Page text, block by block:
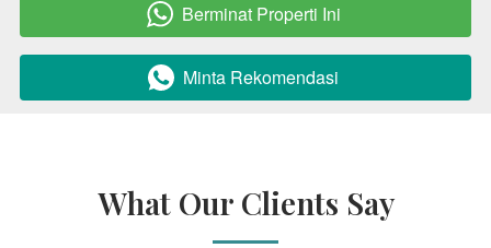
` Berminat Properti Ini
` Minta Rekomendasi
What Our Clients Say